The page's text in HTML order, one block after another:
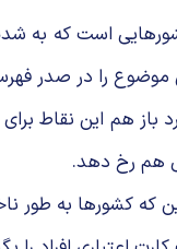
است كه
موضوع را در صدر
هم این نقاط
هم رخ دهد.
كه كشورها به طور